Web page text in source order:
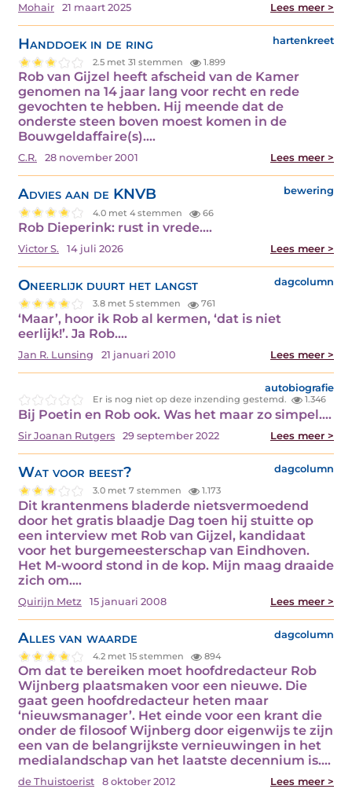
Mohair 21 maart 2025 Lees meer >
Handdoek in de ring hartenkreet
2.5 met 31 stemmen 1.899
Rob van Gijzel heeft afscheid van de Kamer
genomen na 14 jaar lang voor recht en rede
gevochten te hebben. Hij meende dat de
onderste steen boven moest komen in de
Bouwgeldaffaire(s).…
C.R. 28 november 2001 Lees meer >
Advies aan de KNVB bewering
4.0 met 4 stemmen 66
Rob Dieperink: rust in vrede.…
Victor S. 14 juli 2026 Lees meer >
Oneerlijk duurt het langst dagcolumn
3.8 met 5 stemmen 761
‘Maar’, hoor ik Rob al kermen, ‘dat is niet
eerlijk!’. Ja Rob.…
Jan R. Lunsing 21 januari 2010 Lees meer >
autobiografie
Er is nog niet op deze inzending gestemd. 1.346
Bij Poetin en Rob ook. Was het maar zo simpel.…
Sir Joanan Rutgers 29 september 2022 Lees meer >
Wat voor beest? dagcolumn
3.0 met 7 stemmen 1.173
Dit krantenmens bladerde nietsvermoedend
door het gratis blaadje Dag toen hij stuitte op
een interview met Rob van Gijzel, kandidaat
voor het burgemeesterschap van Eindhoven.
Het M-woord stond in de kop. Mijn maag draaide
zich om.…
Quirijn Metz 15 januari 2008 Lees meer >
Alles van waarde dagcolumn
4.2 met 15 stemmen 894
Om dat te bereiken moet hoofdredacteur Rob
Wijnberg plaatsmaken voor een nieuwe. Die
gaat geen hoofdredacteur heten maar
‘nieuwsmanager’. Het einde voor een krant die
onder de filosoof Wijnberg door eigenwijs te zijn
een van de belangrijkste vernieuwingen in het
medialandschap van het laatste decennium is.…
de Thuistoerist 8 oktober 2012 Lees meer >